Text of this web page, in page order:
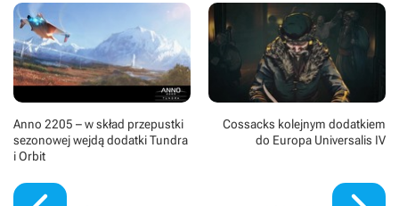
Anno 2205 – w skład przepustki
sezonowej wejdą dodatki Tundra
i Orbit
Cossacks kolejnym dodatkiem
do Europa Universalis IV